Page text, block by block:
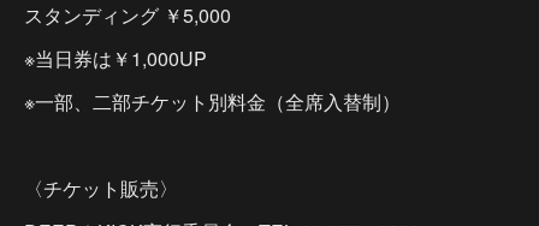
スタンディング ￥5,000
※当日券は￥1,000UP
※一部、二部チケット別料金（全席入替制）
〈チケット販売〉